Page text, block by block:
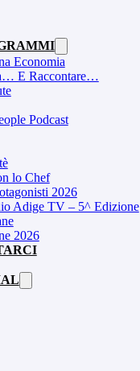
Economia
E Raccontare…
Podcast
lo Chef
2026
Adige TV – 5^ Edizione
2026